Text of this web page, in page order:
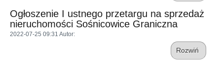
Ogłoszenie I ustnego przetargu na sprzedaż
nieruchomości Sośnicowice Graniczna
2022-07-25 09:31 Autor:
Rozwiń